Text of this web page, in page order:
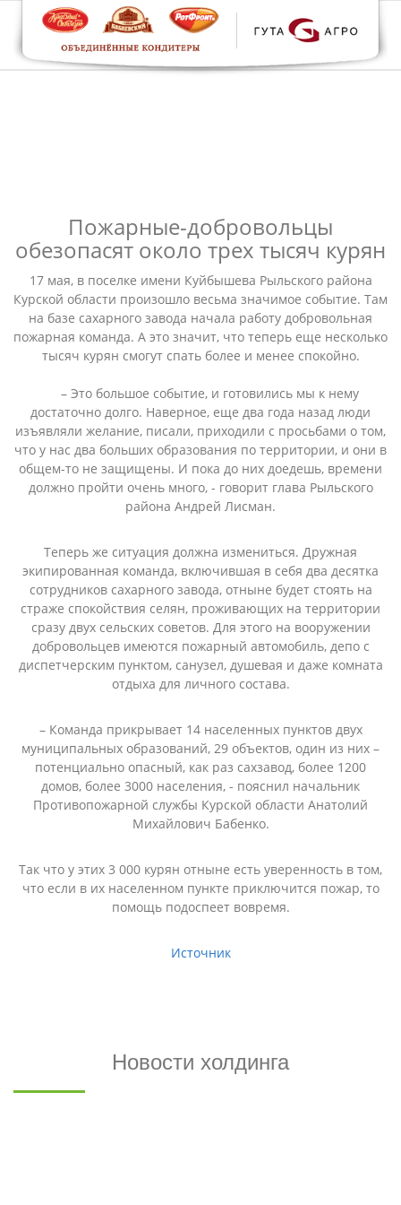
Пожарные-добровольцы
обезопасят около трех тысяч курян
17 мая, в поселке имени Куйбышева Рыльского района
Курской области произошло весьма значимое событие. Там
на базе сахарного завода начала работу добровольная
пожарная команда. А это значит, что теперь еще несколько
тысяч курян смогут спать более и менее спокойно.
– Это большое событие, и готовились мы к нему
достаточно долго. Наверное, еще два года назад люди
изъявляли желание, писали, приходили с просьбами о том,
что у нас два больших образования по территории, и они в
общем-то не защищены. И пока до них доедешь, времени
должно пройти очень много, - говорит глава Рыльского
района Андрей Лисман.
Теперь же ситуация должна измениться. Дружная
экипированная команда, включившая в себя два десятка
сотрудников сахарного завода, отныне будет стоять на
страже спокойствия селян, проживающих на территории
сразу двух сельских советов. Для этого на вооружении
добровольцев имеются пожарный автомобиль, депо с
диспетчерским пунктом, санузел, душевая и даже комната
отдыха для личного состава.
– Команда прикрывает 14 населенных пунктов двух
муниципальных образований, 29 объектов, один из них –
потенциально опасный, как раз сахзавод, более 1200
домов, более 3000 населения, - пояснил начальник
Противопожарной службы Курской области Анатолий
Михайлович Бабенко.
Так что у этих 3 000 курян отныне есть уверенность в том,
что если в их населенном пункте приключится пожар, то
помощь подоспеет вовремя.
Источник
Новости холдинга